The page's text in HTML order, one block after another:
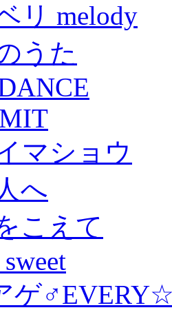
リ melody
うた
マショウ
へ
こえて
ゲ